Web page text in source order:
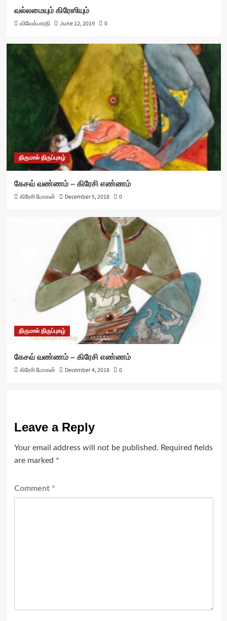
வல்லமையும் கிரேஸியும்
விவேக்பாரதி
June 12, 2019 0
திருமால் திருப்புகழ்
கேசவ் வண்ணம் – கிரேசி எண்ணம்
கிரேசி மோகன்
December 5, 2018 0
திருமால் திருப்புகழ்
கேசவ் வண்ணம் – கிரேசி எண்ணம்
கிரேசி மோகன்
December 4, 2018 0
Leave a Reply
Your email address will not be published. Required fields
are marked *
Comment *